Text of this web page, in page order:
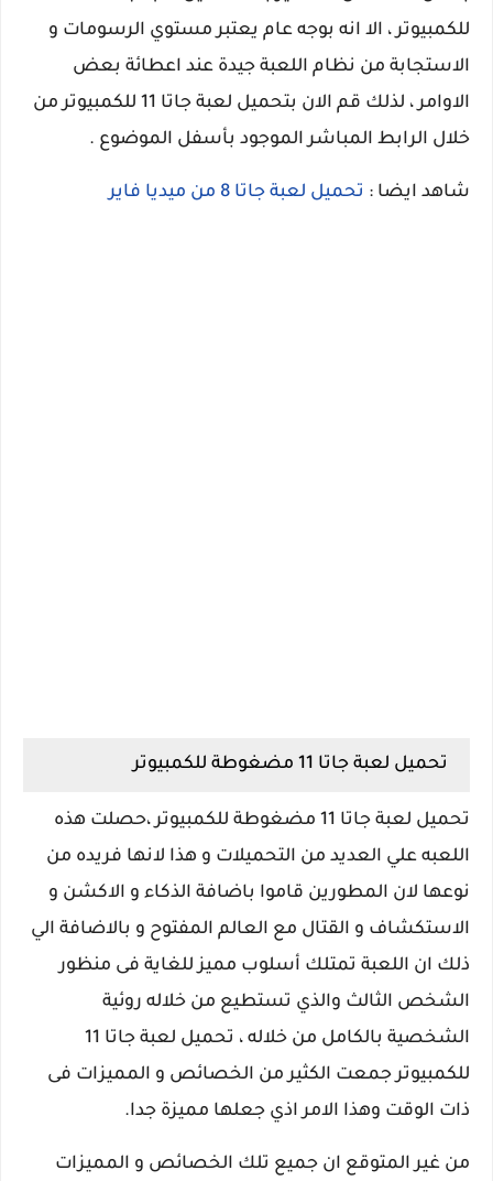
للكمبيوتر ، الا انه بوجه عام يعتبر مستوي الرسومات و
الاستجابة من نظام اللعبة جيدة عند اعطائة بعض
الاوامر ، لذلك قم الان بتحميل لعبة جاتا 11 للكمبيوتر من
خلال الرابط المباشر الموجود بأسفل الموضوع .
شاهد ايضا : تحميل لعبة جاتا 8 من ميديا فاير
تحميل لعبة جاتا 11 مضغوطة للكمبيوتر
تحميل لعبة جاتا 11 مضغوطة للكمبيوتر ،حصلت هذه
اللعبه علي العديد من التحميلات و هذا لانها فريده من
نوعها لان المطورين قاموا باضافة الذكاء و الاكشن و
الاستكشاف و القتال مع العالم المفتوح و بالاضافة الي
ذلك ان اللعبة تمتلك أسلوب مميز للغاية فى منظور
الشخص الثالث والذي تستطيع من خلاله روئية
الشخصية بالكامل من خلاله ، تحميل لعبة جاتا 11
للكمبيوتر جمعت الكثير من الخصائص و المميزات فى
ذات الوقت وهذا الامر اذي جعلها مميزة جدا.
من غير المتوقع ان جميع تلك الخصائص و المميزات